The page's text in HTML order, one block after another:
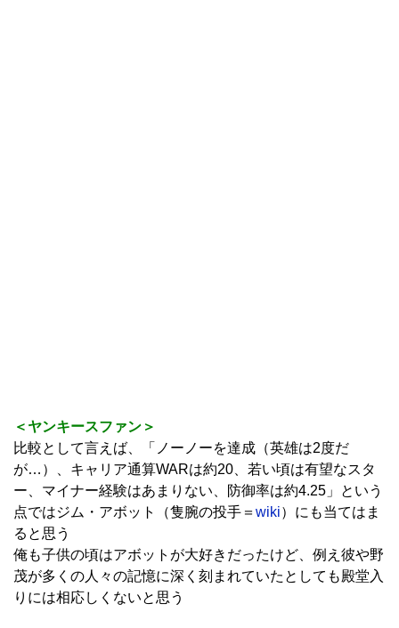
＜ヤンキースファン＞
比較として言えば、「ノーノーを達成（英雄は2度だ
が…）、キャリア通算WARは約20、若い頃は有望なスタ
ー、マイナー経験はあまりない、防御率は約4.25」という
点ではジム・アボット（隻腕の投手＝ wiki）にも当てはま
ると思う
俺も子供の頃はアボットが大好きだったけど、例え彼や野
茂が多くの人々の記憶に深く刻まれていたとしても殿堂入
りには相応しくないと思う